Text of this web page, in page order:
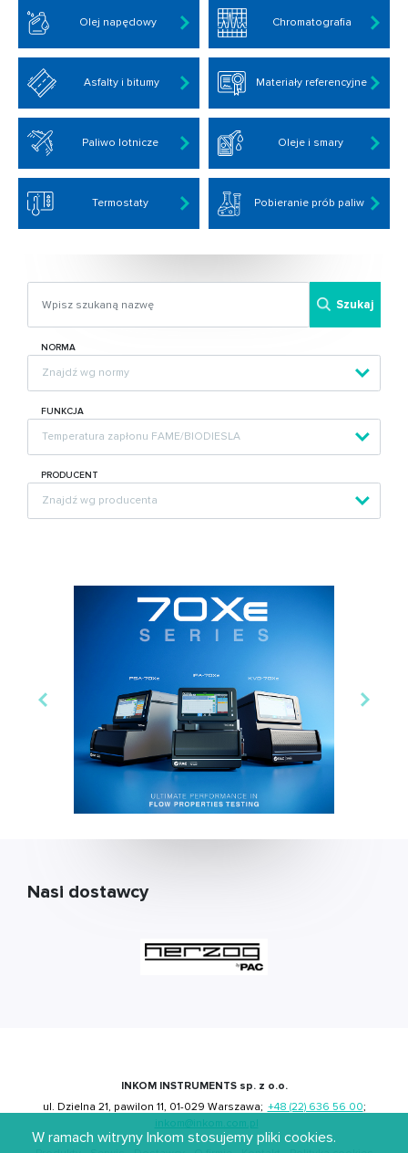
Olej napędowy Chromatografia
Asfalty i bitumy Materiały referencyjne
Paliwo lotnicze Oleje i smary
Termostaty Pobieranie prób paliw
Szukaj
NORMA
FUNKCJA
PRODUCENT
Nasi dostawcy
INKOM INSTRUMENTS sp. z o.o.
ul. Dzielna 21, pawilon 11, 01-029 Warszawa; +48 (22) 636 56 00;
inkom@inkom.com.pl
W ramach witryny Inkom stosujemy pliki cookies.